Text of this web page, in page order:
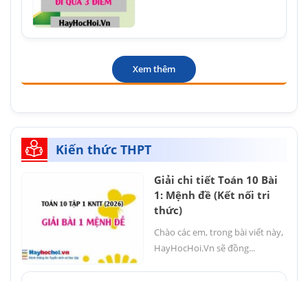
Xem thêm
Kiến thức THPT
Giải chi tiết Toán 10 Bài
1: Mệnh đề (Kết nối tri
thức)
Chào các em, trong bài viết này,
HayHocHoi.Vn sẽ đồng...